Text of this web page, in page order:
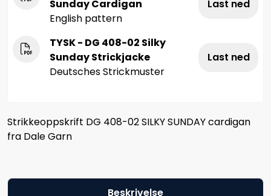
Sunday Cardigan
English pattern
Last ned
TYSK - DG 408-02 Silky
Sunday Strickjacke
Deutsches Strickmuster
Last ned
Strikkeoppskrift DG 408-02 SILKY SUNDAY cardigan
fra Dale Garn
Beskrivelse